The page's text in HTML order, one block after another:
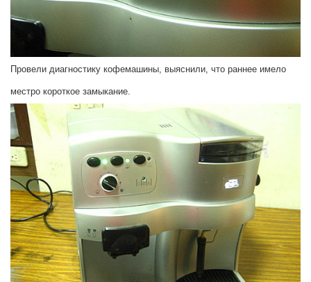
Провели диагностику кофемашины, выяснили, что раннее имело
местро короткое замыкание.